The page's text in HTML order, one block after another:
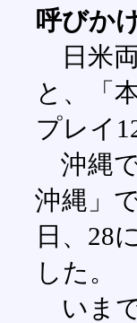
呼びか
日米両
と、「
プレイ
沖縄
沖縄」
日、28
した。
いま